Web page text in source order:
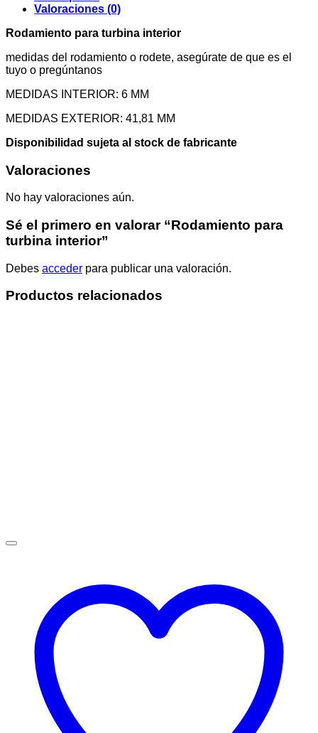
Valoraciones (0)
Rodamiento para turbina interior
medidas del rodamiento o rodete, asegúrate de que es el
tuyo o pregúntanos
MEDIDAS INTERIOR: 6 MM
MEDIDAS EXTERIOR: 41,81 MM
Disponibilidad sujeta al stock de fabricante
Valoraciones
No hay valoraciones aún.
Sé el primero en valorar “Rodamiento para
turbina interior”
Debes acceder para publicar una valoración.
Productos relacionados